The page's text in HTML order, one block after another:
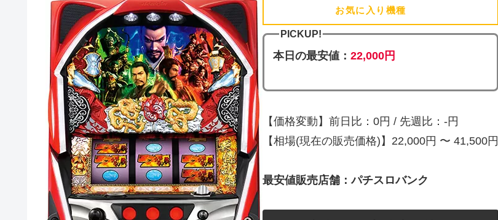
お気に入り機種
PICKUP!
本日の最安値：22,000円
【価格変動】前日比：0円 / 先週比：-円
【相場(現在の販売価格)】22,000円 〜 41,500円
最安値販売店舗：パチスロバンク